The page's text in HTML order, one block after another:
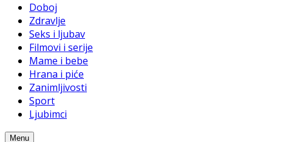
Doboj
Zdravlje
Seks i ljubav
Filmovi i serije
Mame i bebe
Hrana i piće
Zanimljivosti
Sport
Ljubimci
Menu